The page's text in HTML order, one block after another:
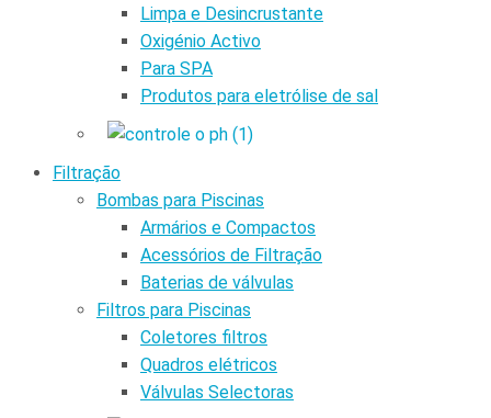
Limpa e Desincrustante
Oxigénio Activo
Para SPA
Produtos para eletrólise de sal
Filtração
Bombas para Piscinas
Armários e Compactos
Acessórios de Filtração
Baterias de válvulas
Filtros para Piscinas
Coletores filtros
Quadros elétricos
Válvulas Selectoras